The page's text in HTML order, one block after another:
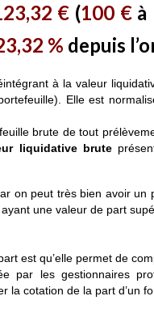
€ (100 €à
% depuis
à la valeur
Elle est
brute de tout
liquidative brute
on peut très bien avoir
une valeur de part
est qu’elle permet de
par les gestionnaires
la cotation de la part d’un